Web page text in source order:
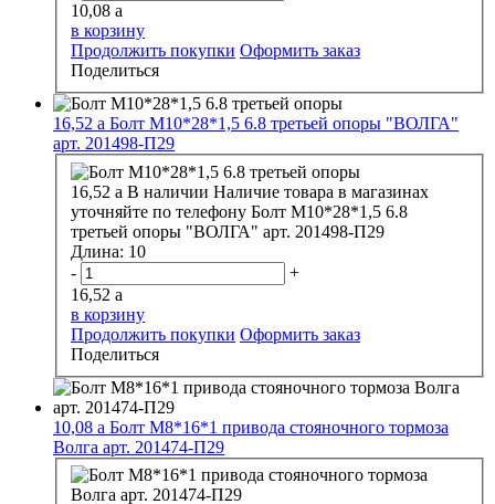
10,08 a
в корзину
Продолжить покупки Оформить заказ
Поделиться
16,52 a Болт М10*28*1,5 6.8 третьей опоры "ВОЛГА"
арт. 201498-П29
16,52 a В наличии Наличие товара в магазинах
уточняйте по телефону Болт М10*28*1,5 6.8
третьей опоры "ВОЛГА" арт. 201498-П29
Длина: 10
-
+
16,52 a
в корзину
Продолжить покупки Оформить заказ
Поделиться
10,08 a Болт М8*16*1 привода стояночного тормоза
Волга арт. 201474-П29